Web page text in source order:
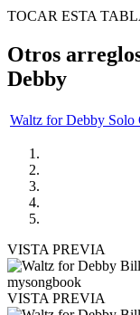
TOCAR ESTA
Otros
Debby
Waltz for Debby Solo
VISTA PREVIA
VISTA PREVIA